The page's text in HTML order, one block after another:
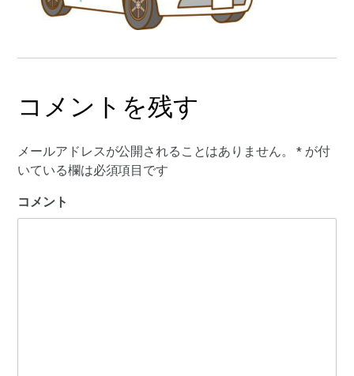
コメントを残す
メールアドレスが公開されることはありません。 *が付
いている欄は必須項目です
コメント